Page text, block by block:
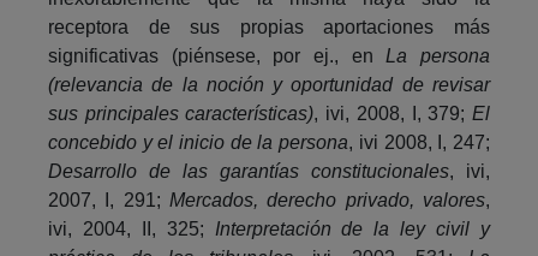
receptora de sus propias aportaciones más
significativas (piénsese, por ej., enLa persona
(relevancia de la noción y oportunidad de revisar
sus principales características), ivi, 2008, I, 379; El
concebido y el inicio de la persona, ivi 2008, I, 247;
Desarrollo de las garantías constitucionales, ivi,
2007, I, 291; Mercados, derecho privado, valores,
ivi, 2004, II, 325; Interpretación de la ley civil y